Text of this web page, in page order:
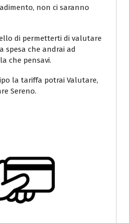
non ci saranno
di permetterti di valutare
spesa che andrai ad
che pensavi.
la tariffa potrai Valutare,
Sereno.